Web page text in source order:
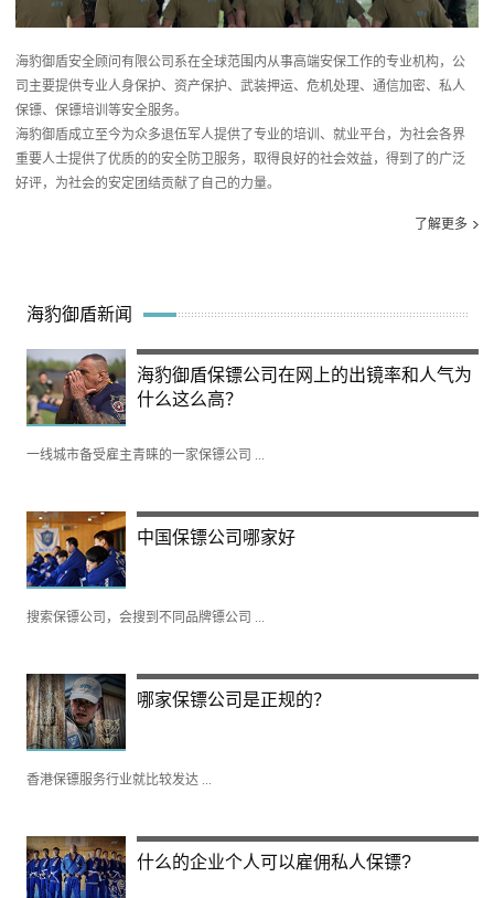
海豹御盾安全顾问有限公司系在全球范围内从事高端安保工作的专业机构，公
司主要提供专业人身保护、资产保护、武装押运、危机处理、通信加密、私人
保镖、保镖培训等安全服务。
海豹御盾成立至今为众多退伍军人提供了专业的培训、就业平台，为社会各界
重要人士提供了优质的的安全防卫服务，取得良好的社会效益，得到了的广泛
好评，为社会的安定团结贡献了自己的力量。
了解更多
海豹御盾新闻
海豹御盾保镖公司在网上的出镜率和人气为
什么这么高？
一线城市备受雇主青睐的一家保镖公司 ...
中国保镖公司哪家好
搜索保镖公司，会搜到不同品牌镖公司 ...
哪家保镖公司是正规的？
香港保镖服务行业就比较发达 ...
什么的企业个人可以雇佣私人保镖?